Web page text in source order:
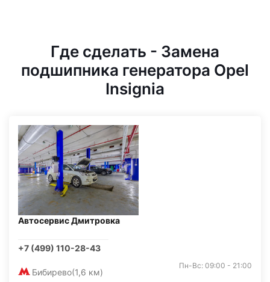
Где сделать - Замена
подшипника генератора Opel
Insignia
Автосервис Дмитровка
+7 (499) 110-28-43
Бибирево(1,6 км)
Пн-Вс: 09:00 - 21:00